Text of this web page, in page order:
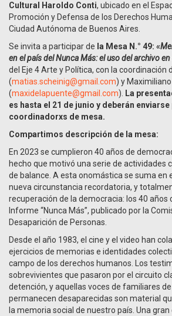
Cultural Haroldo Conti, ubicado en el
Promoción y Defensa de los Derechos
Ciudad Autónoma de Buenos Aires.
Se invita a participar de la Mesa N.° 49: «
en el país del Nunca Más: el uso del archivo
del Eje 4 Arte y Política, con la coordinación
(matias.scheinig@gmail.com) y
(maxidelapuente@gmail.com). La
es hasta el 21 de junio y deberán
coordinadorxs de mesa.
Compartimos descripción de la mesa:
En 2023 se cumplieron 40 años de
hecho que motivó una serie de actividades
de balance. A esta onomástica se suma en
nueva circunstancia recordatoria, y
recuperación de la democracia: los 40 años
Informe “Nunca Más”, publicado por la
Desaparición de Personas.
Desde el año 1983, el cine y el video han
ejercicios de memorias e identidades
campo de los derechos humanos. Los
sobrevivientes que pasaron por el circuito
detención, y aquellas voces de familiares
permanecen desaparecidas son material
la memoria social de nuestro país. Una